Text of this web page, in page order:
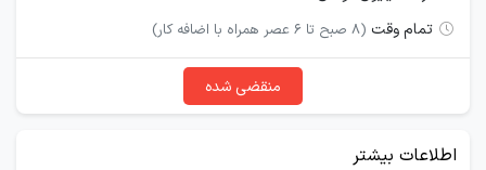
تمام وقت (8 صبح تا 6 عصر همراه با اضافه کار)
منقضی شده
اطلاعات بیشتر